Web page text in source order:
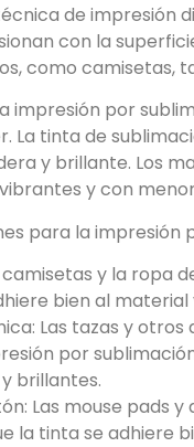
de impresión
con la
como camisetas,
impresión por
La tinta de
y brillante. Los
y con
para la impresión
y la ropa
bien al
Las tazas y
por
brillantes.
Las mouse pads
la tinta se adhiere